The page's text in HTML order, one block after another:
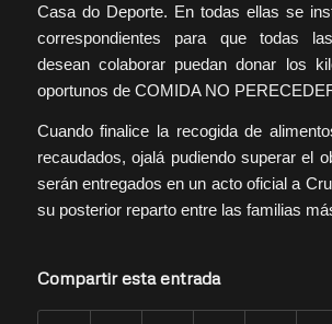
Casa do Deporte. En todas ellas se
correspondientes para que todas
desean colaborar puedan donar los
oportunos de COMIDA NO
Cuando finalice la recogida de
recaudados, ojalá pudiendo superar el
serán entregados en un acto oficial a
su posterior reparto entre las familias
Compartir esta entrada